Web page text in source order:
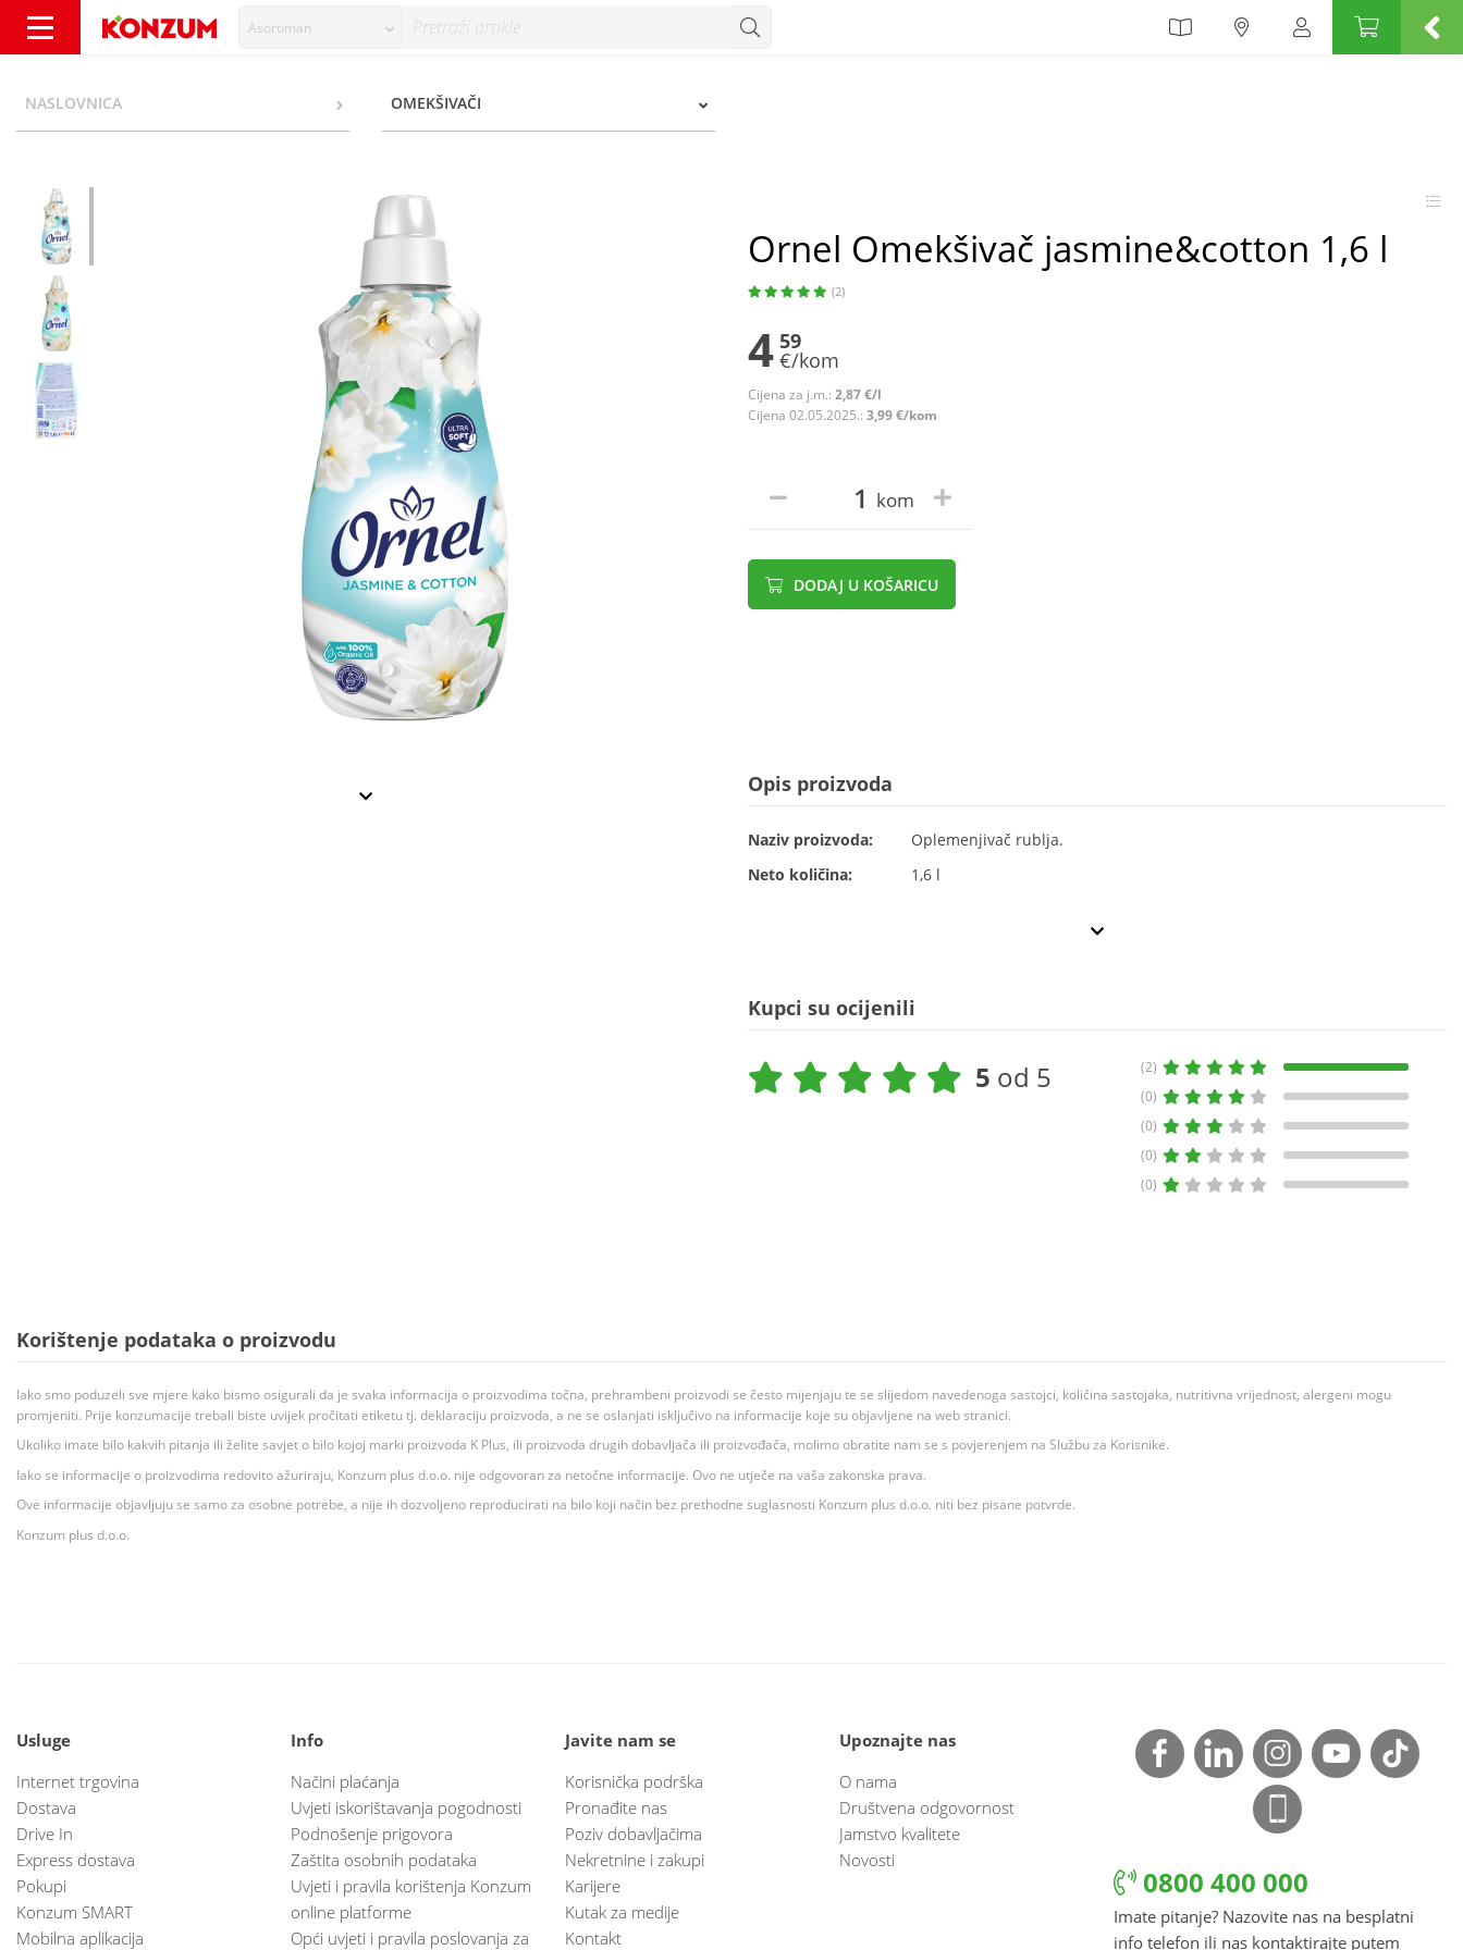
Asortiman
NASLOVNICA OMEKŠIVAČI
Ornel Omekšivač jasmine&cotton 1,6 l
(2)
4 59
€/kom
Cijena za j.m.: 2,87 €/l
Cijena 02.05.2025.: 3,99 €/kom
kom
DODAJ U KOŠARICU
Opis proizvoda
Naziv proizvoda:
Oplemenjivač rublja.
Neto količina:
1,6 l
Kupci su ocijenili
5 od 5
(2)
(0)
(0)
(0)
(0)
Korištenje podataka o proizvodu
Iako smo poduzeli sve mjere kako bismo osigurali da je svaka informacija o proizvodima točna, prehrambeni proizvodi se često mijenjaju te se slijedom navedenoga sastojci, količina sastojaka, nutritivna vrijednost, alergeni mogu
promjeniti. Prije konzumacije trebali biste uvijek pročitati etiketu tj. deklaraciju proizvoda, a ne se oslanjati isključivo na informacije koje su objavljene na web stranici.
Ukoliko imate bilo kakvih pitanja ili želite savjet o bilo kojoj marki proizvoda K Plus, ili proizvoda drugih dobavljača ili proizvođača, molimo obratite nam se s povjerenjem na Službu za Korisnike.
Iako se informacije o proizvodima redovito ažuriraju, Konzum plus d.o.o. nije odgovoran za netočne informacije. Ovo ne utječe na vaša zakonska prava.
Ove informacije objavljuju se samo za osobne potrebe, a nije ih dozvoljeno reproducirati na bilo koji način bez prethodne suglasnosti Konzum plus d.o.o. niti bez pisane potvrde.
Konzum plus d.o.o.
Usluge
Internet trgovina
Dostava
Drive In
Express dostava
Pokupi
Konzum SMART
Mobilna aplikacija
Info
Načini plaćanja
Uvjeti iskorištavanja pogodnosti
Podnošenje prigovora
Zaštita osobnih podataka
Uvjeti i pravila korištenja Konzum
online platforme
Opći uvjeti i pravila poslovanja za
Javite nam se
Korisnička podrška
Pronađite nas
Poziv dobavljačima
Nekretnine i zakupi
Karijere
Kutak za medije
Kontakt
Upoznajte nas
O nama
Društvena odgovornost
Jamstvo kvalitete
Novosti
0800 400 000
Imate pitanje? Nazovite nas na besplatni
info telefon ili nas kontaktirajte putem